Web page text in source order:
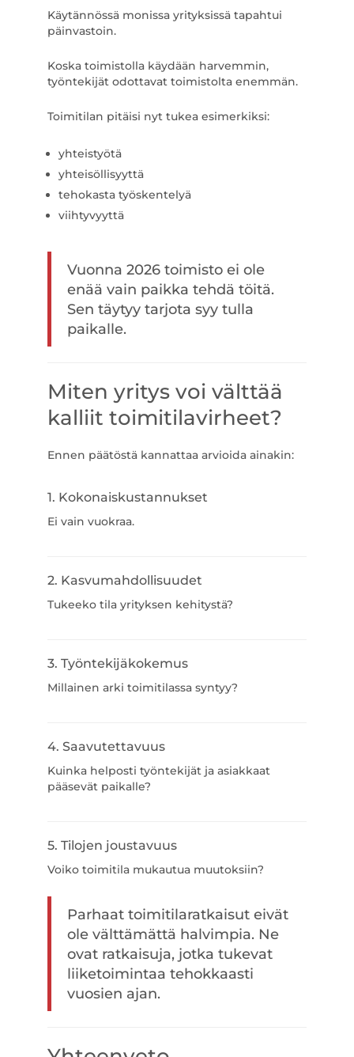
Käytännössä monissa yrityksissä tapahtui
päinvastoin.
Koska toimistolla käydään harvemmin,
työntekijät odottavat toimistolta enemmän.
Toimitilan pitäisi nyt tukea esimerkiksi:
yhteistyötä
yhteisöllisyyttä
tehokasta työskentelyä
viihtyvyyttä
Vuonna 2026 toimisto ei ole
enää vain paikka tehdä töitä.
Sen täytyy tarjota syy tulla
paikalle.
Miten yritys voi välttää
kalliit toimitilavirheet?
Ennen päätöstä kannattaa arvioida ainakin:
1. Kokonaiskustannukset
Ei vain vuokraa.
2. Kasvumahdollisuudet
Tukeeko tila yrityksen kehitystä?
3. Työntekijäkokemus
Millainen arki toimitilassa syntyy?
4. Saavutettavuus
Kuinka helposti työntekijät ja asiakkaat
pääsevät paikalle?
5. Tilojen joustavuus
Voiko toimitila mukautua muutoksiin?
Parhaat toimitilaratkaisut eivät
ole välttämättä halvimpia. Ne
ovat ratkaisuja, jotka tukevat
liiketoimintaa tehokkaasti
vuosien ajan.